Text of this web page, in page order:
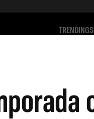
TRENDINGS